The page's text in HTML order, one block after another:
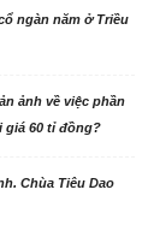
ngàn năm ở Triều
ảnh về việc phần
giá 60 tỉ đồng?
Chùa Tiêu Dao